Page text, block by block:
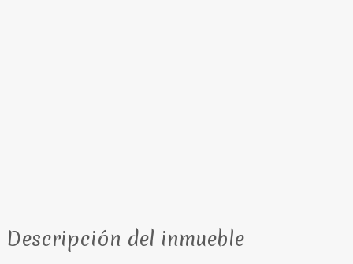
Descripción del inmueble